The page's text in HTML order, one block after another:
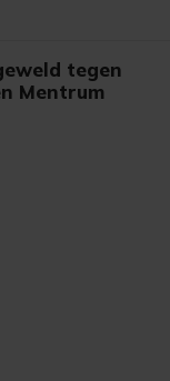
tegen
Mentrum